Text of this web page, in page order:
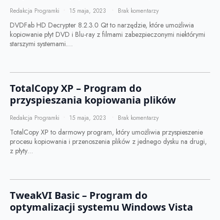
Redakcja Programki 15 maja, 2023 Brak komentarzy
DVDFab HD Decrypter 8.2.3.0 Qt to narzędzie, które umożliwia
kopiowanie płyt DVD i Blu-ray z filmami zabezpieczonymi niektórymi
starszymi systemami.…
TotalCopy XP – Program do
przyspieszania kopiowania plików
Redakcja Programki 15 maja, 2023 Brak komentarzy
TotalCopy XP to darmowy program, który umożliwia przyspieszenie
procesu kopiowania i przenoszenia plików z jednego dysku na drugi,
z płyty…
TweakVI Basic – Program do
optymalizacji systemu Windows Vista